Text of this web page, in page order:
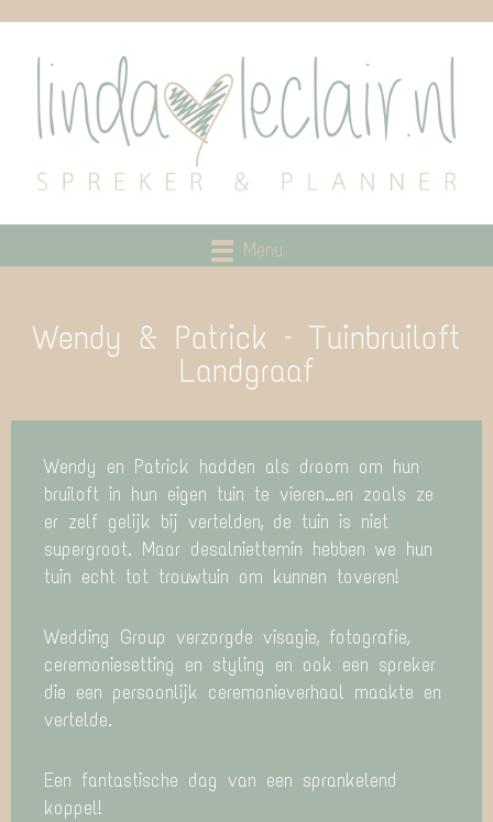
Menu
Wendy & Patrick – Tuinbruiloft
Landgraaf
Wendy en Patrick hadden als droom om hun
bruiloft in hun eigen tuin te vieren…en zoals ze
er zelf gelijk bij vertelden, de tuin is niet
supergroot. Maar desalniettemin hebben we hun
tuin echt tot trouwtuin om kunnen toveren!
Wedding Group verzorgde visagie, fotografie,
ceremoniesetting en styling en ook een spreker
die een persoonlijk ceremonieverhaal maakte en
vertelde.
Een fantastische dag van een sprankelend
koppel!